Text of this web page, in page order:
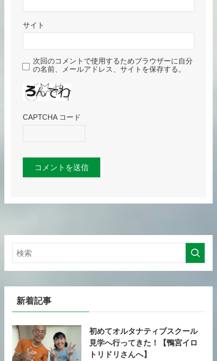
サイト
次回のコメントで使用するためブラウザーに自分
の名前、メールアドレス、サイトを保存する。
CAPTCHA コード
新着記事
初めてオルタナティブスクール
見学へ行ってきた！【鴨宮イロ
トリドリさんへ】